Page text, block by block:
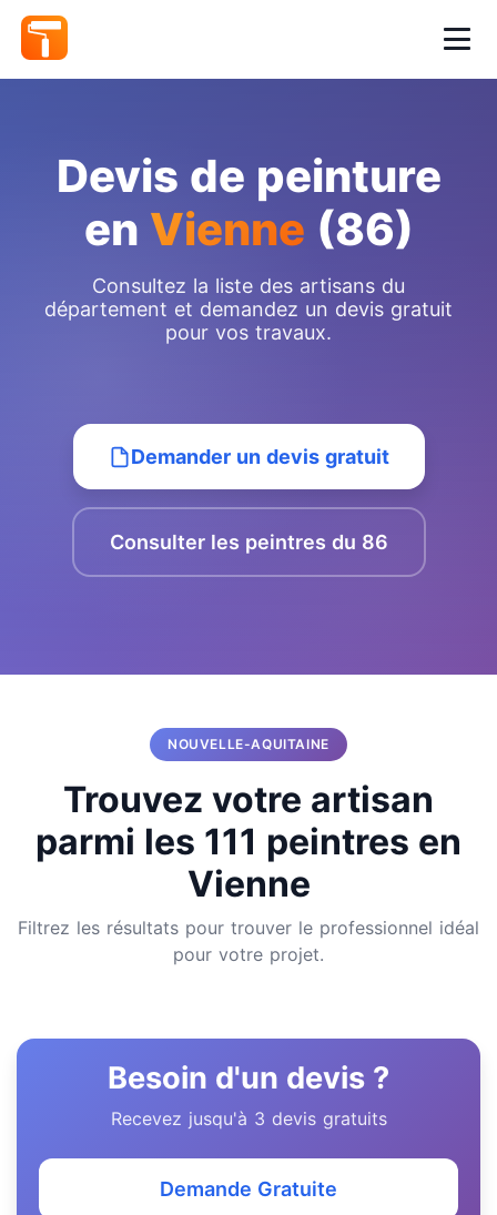
Devis de peinture
en Vienne (86)
Consultez la liste des artisans du
département et demandez un devis gratuit
pour vos travaux.
Demander un devis gratuit
Consulter les peintres du 86
NOUVELLE-AQUITAINE
Trouvez votre artisan
parmi les 111 peintres en
Vienne
Filtrez les résultats pour trouver le professionnel idéal
pour votre projet.
Besoin d'un devis ?
Recevez jusqu'à 3 devis gratuits
Demande Gratuite